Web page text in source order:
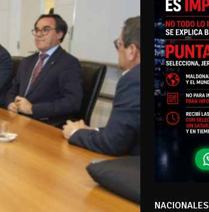
NACIONALES